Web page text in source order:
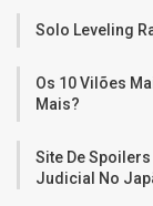
Solo Leveling
Os 10 Vilões
Mais?
Site De
Judicial No